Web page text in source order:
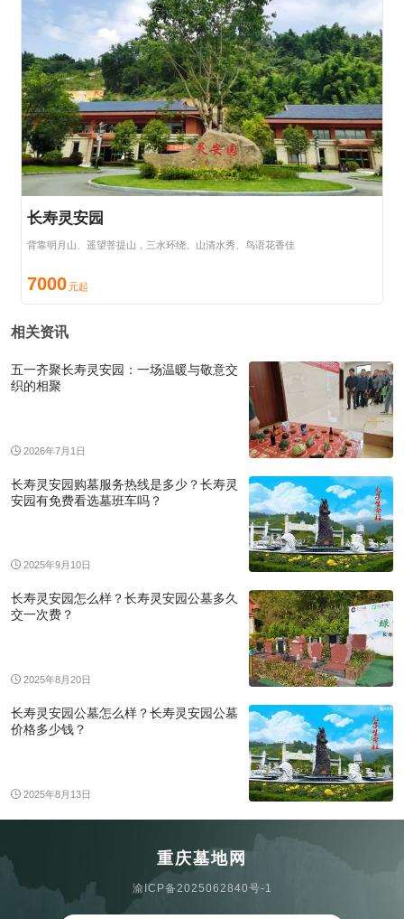
长寿灵安园
背靠明月山、遥望菩提山，三水环绕、山清水秀、鸟语花香佳
7000
相关资讯
五一齐聚长寿灵安园：一场温暖与敬意交
织的相聚
2026年7月1日
长寿灵安园购墓服务热线是多少？长寿灵
安园有免费看选墓班车吗？
2025年9月10日
长寿灵安园怎么样？长寿灵安园公墓多久
交一次费？
2025年8月20日
长寿灵安园公墓怎么样？长寿灵安园公墓
价格多少钱？
2025年8月13日
重庆墓地网
渝ICP备2025062840号-1